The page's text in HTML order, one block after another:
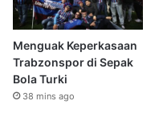
Menguak Keperkasaan
Trabzonspor di Sepak
Bola Turki
38 mins ago